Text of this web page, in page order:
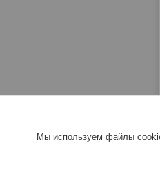
Мы используем файлы